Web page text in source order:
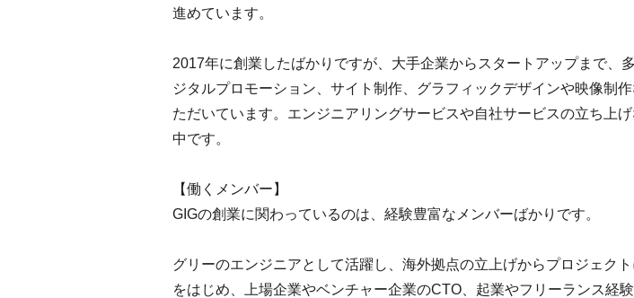
進めています。
2017年に創業したばかりですが、大手企業からスタートアップまで、
ジタルプロモーション、サイト制作、グラフィックデザインや映像制
ただいています。エンジニアリングサービスや自社サービスの立ち上
中です。
【働くメンバー】
GIGの創業に関わっているのは、経験豊富なメンバーばかりです。
グリーのエンジニアとして活躍し、海外拠点の立上げからプロジェクト
をはじめ、上場企業やベンチャー企業のCTO、起業やフリーランス経